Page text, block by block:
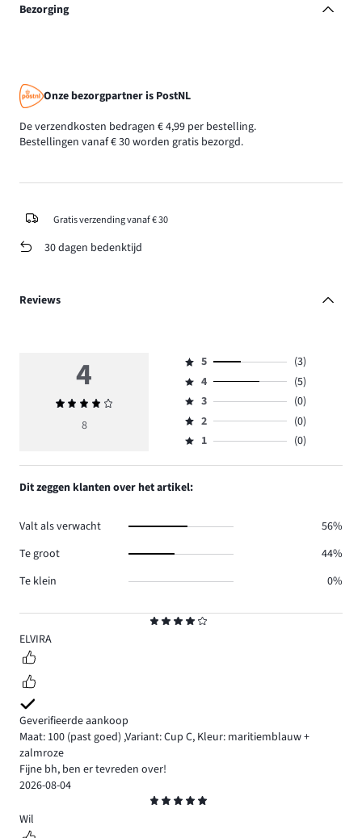
Bezorging
Onze bezorgpartner is PostNL
De verzendkosten bedragen € 4,99 per bestelling.
Bestellingen vanaf € 30 worden gratis bezorgd.
Gratis verzending vanaf € 30
30 dagen bedenktijd
Reviews
4
ELVIRA
Geverifieerde aankoop
Maat: 100 (past goed) ,Variant: Cup C, Kleur: maritiemblauw +
zalmroze
Fijne bh, ben er tevreden over!
2026-08-04
5
Wil
4
Gemiddelde
beoordeling
8
Beoordeling
5,
aantal
reviews
3.
5
(3)
Beoordeling
4,
aantal
reviews
4
(5)
Beoordeling
3,
aantal
3
(0)
Beoordeling
2,
0.
2
(0)
Beoordeling
1,
aantal
reviews
1 (0)
Dit zeggen klanten over het artikel:
Valt als verwacht
56%
Te groot
44%
Te klein
0%